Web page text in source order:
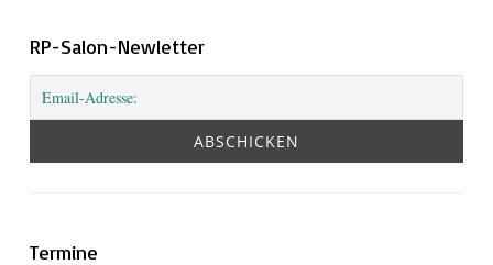
RP-Salon-Newletter
Termine